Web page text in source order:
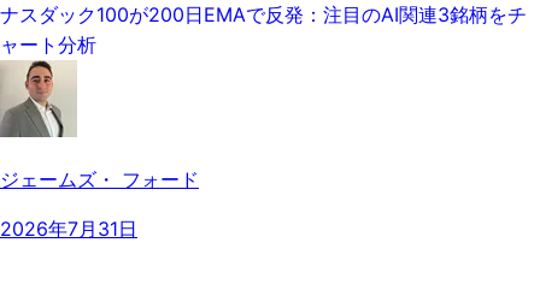
ナスダック100が200日EMAで反発：注目のAI関連3銘柄をチ
ャート分析
ジェームズ・ フォード
2026年7月31日